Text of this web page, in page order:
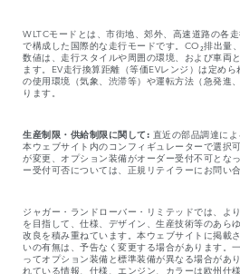
WLTCモードとは、市街地、郊外、高速道路の各
で構成した国際的な走行モードです。CO₂排出量
数値は、走行スタイルや周囲の環境、および車両
ます。EV走行換算距離（等価EVレンジ）は定め
の使用環境（気象、渋滞等）や運転方法（急発進
ります。
生産制限・供給制限に関して: 直近の部品調達によ
本ウェブサイト内のコンフィギュレーターで選択
が変更、オプション装備がオーダー受付不可とな
ー受付可否については、正規リテイラーにお問い
ジャガー・ランドローバー・リミテッドでは、よ
を目指して、仕様、デザイン、生産技術等のあら
改良を積み重ねています。本ウェブサイトに掲載
いの有無は、予告なく変更する場合があります。
ってオプション装備と標準装備が異なる場合があ
れている情報、仕様、エンジン、カラーは欧州仕